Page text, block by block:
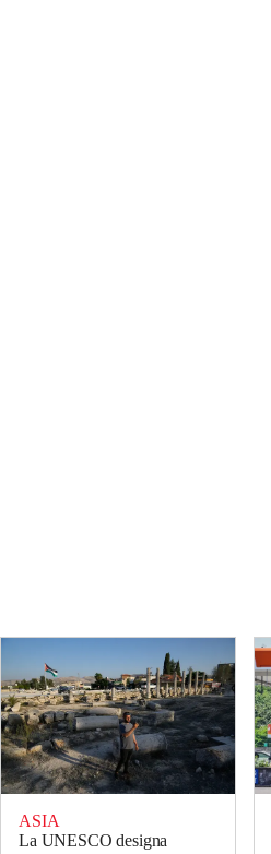
ASIA
La UNESCO designa